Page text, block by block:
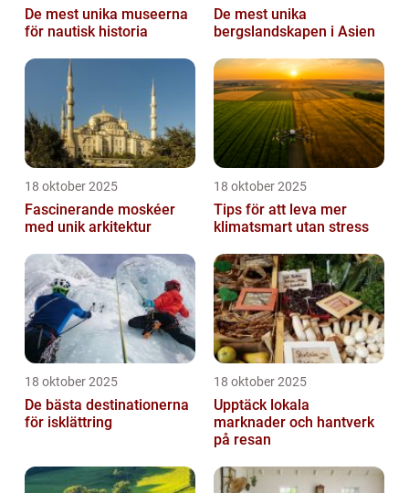
De mest unika museerna
för nautisk historia
De mest unika
bergslandskapen i Asien
18 oktober 2025
Fascinerande moskéer
med unik arkitektur
18 oktober 2025
Tips för att leva mer
klimatsmart utan stress
18 oktober 2025
De bästa destinationerna
för isklättring
18 oktober 2025
Upptäck lokala
marknader och hantverk
på resan